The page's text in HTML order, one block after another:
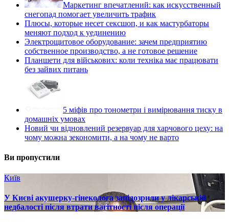
Маркетинг впечатлений: как искусственный
снегопад помогает увеличить трафик
Плюсы, которые несет сексшоп, и как мастурбаторы
меняют подход к уединению
Электрощитовое оборудование: зачем предприятию
собственное производство, а не готовое решение
Планшети для військових: коли техніка має працювати
без зайвих питань
5 міфів про тонометри і вимірювання тиску в
домашніх умовах
Новий чи відновлений резервуар для харчового цеху: на
чому можна зекономити, а на чому не варто
Ви пропустили
Київ
У Києві акушерку-гінеколога запідозрили у лікарській
недбалості після втрати вагітності після операції